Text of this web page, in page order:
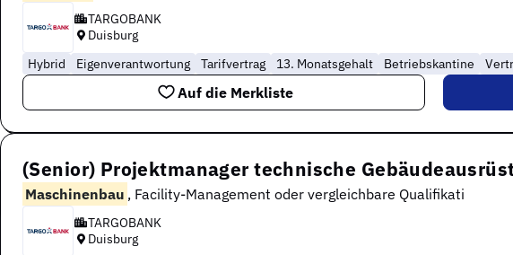
TARGOBANK
Duisburg
Hybrid
Eigenverantwortung Tarifvertrag 13. Monatsgehalt Betriebskantine
Auf die Merkliste
(Senior) Projektmanager technische
Maschinenbau , Facility-Management oder vergleichbare Qualifikati
TARGOBANK
Duisburg